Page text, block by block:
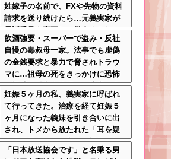
姓嫁子の名前で、FXや先物の資料
請求を送り続けたら…元義実家が
電話番号を変更し、借金まみれに
なっていた話ｗｗｗｗｗ
飲酒強要・スーパーで盗み・反社
自慢の毒叔母一家。法事でも虚偽
の金銭要求と暴力で脅されトラウ
マに…祖母の死をきっかけに恐怖
の親戚と「永久絶縁」を決意←自
分の身の安全を最優先にして大正
解
妊娠５ヶ月の私、義実家に呼ばれ
て行ってきた。治療を経て妊娠５
ヶ月になった義妹を引き合いに出
され、トメから放たれた「耳を疑
う理不尽すぎる一言」に愕然←妊
娠時期の操作とか超能力者かよ
「日本放送協会です」と名乗る男